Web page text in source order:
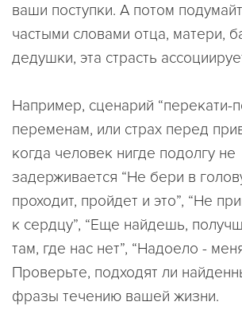
ваши поступки. А потом
частыми словами отца, матери,
дедушки, эта страсть
Например, сценарий “перекати-
переменам, или страх перед
когда человек нигде подолгу не
задерживается “Не бери в
проходит, пройдет и это”, “Не
к сердцу”, “Еще найдешь,
там, где нас нет”, “Надоело -
Проверьте, подходят ли
фразы течению вашей жизни.